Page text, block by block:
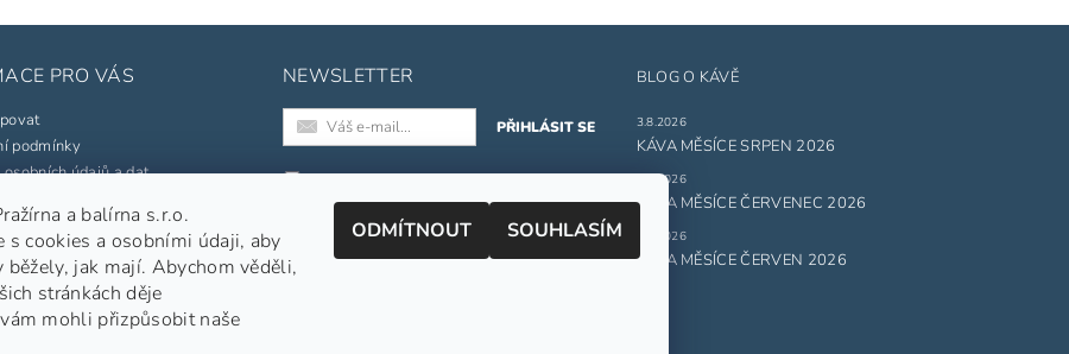
PRO VÁS
podmínky
osobních údajů a dat
značky
NEWSLETTER
souhlasíte s našimi
obchodními
podmínkami.
Informace o zpracování osobních údajů.
BLOG O KÁVĚ
3.8.2026
KÁVA MĚSÍCE SRPEN 2026
1.7.2026
KÁVA MĚSÍCE ČERVENEC 2026
1.6.2026
KÁVA MĚSÍCE ČERVEN 2026
a balírna s.r.o.
s cookies a osobními údaji, aby
běžely, jak mají. Abychom věděli,
stránkách děje
mohli přizpůsobit naše
ODMÍTNOUT SOUHLASÍM